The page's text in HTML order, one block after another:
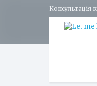
Консультація